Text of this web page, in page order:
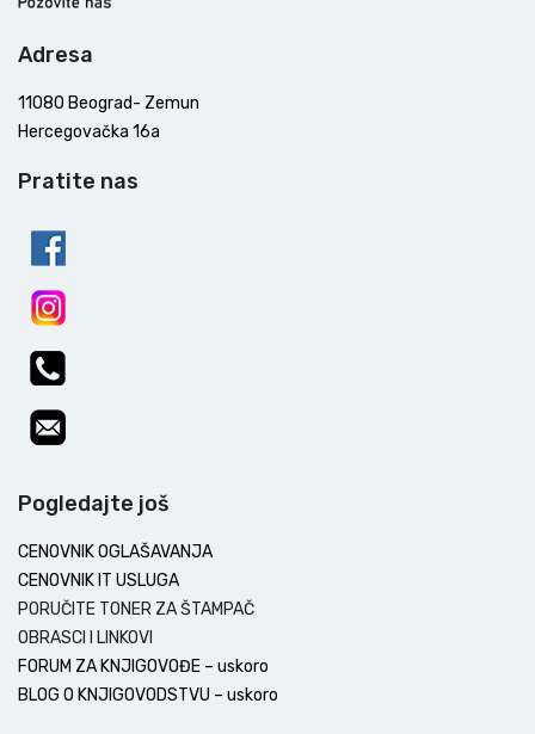
Adresa
11080 Beograd- Zemun
Hercegovačka 16a
Pratite nas
Pogledajte još
CENOVNIK OGLAŠAVANJA
CENOVNIK IT USLUGA
PORUČITE TONER ZA ŠTAMPAČ
OBRASCI I LINKOVI
FORUM ZA KNJIGOVOĐE – uskoro
BLOG O KNJIGOVODSTVU – uskoro